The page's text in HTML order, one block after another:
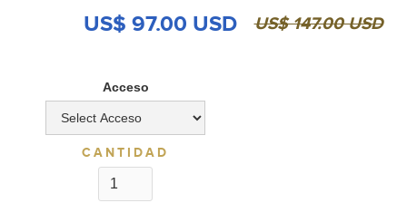
US$ 97.00 USD US$ 147.00 USD
Acceso
CANTIDAD